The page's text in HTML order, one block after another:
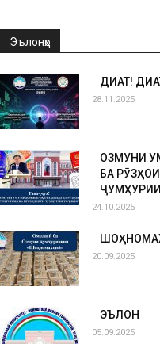
Эълонҳо
ДИҚҚАТ!
28.11.2025
ОЗМУНИ
БА
24.10.2025
20.09.2025
ЭЪЛОН
05.09.2025